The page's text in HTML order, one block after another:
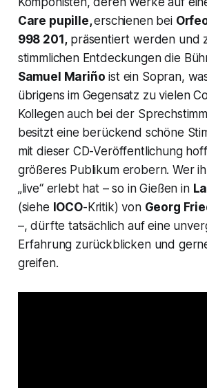
Care pupille,erschienen bei
998 201,präsentiert werden und
stimmlichen Entdeckungen die
Samuel Mariño ist ein Sopran,
übrigens im Gegensatz zu vielen
Kollegen auch bei der
besitzt eine berückend schöne
mit dieser CD-Veröffentlichung
größeres Publikum erobern. Wer
„live“ erlebt hat – so in Gießen in
(siehe IOCO-Kritik) von Georg
–, dürfte tatsächlich auf eine
Erfahrung zurückblicken und
greifen.